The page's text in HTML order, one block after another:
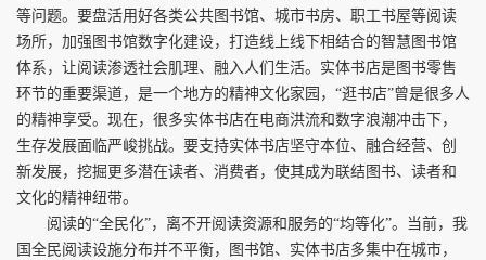
等问题。要盘活用好各类公共图书馆、城市书房、职工书屋等阅读
场所，加强图书馆数字化建设，打造线上线下相结合的智慧图书馆
体系，让阅读渗透社会肌理、融入人们生活。实体书店是图书零售
环节的重要渠道，是一个地方的精神文化家园，“逛书店”曾是很多人
的精神享受。现在，很多实体书店在电商洪流和数字浪潮冲击下，
生存发展面临严峻挑战。要支持实体书店坚守本位、融合经营、创
新发展，挖掘更多潜在读者、消费者，使其成为联结图书、读者和
文化的精神纽带。
阅读的“全民化”，离不开阅读资源和服务的“均等化”。当前，我
国全民阅读设施分布并不平衡，图书馆、实体书店多集中在城市，